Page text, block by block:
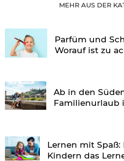
MEHR AUS DER
Parfüm und
Worauf ist zu
Ab in den
Familienurlaub
Lernen mit
Kindern das